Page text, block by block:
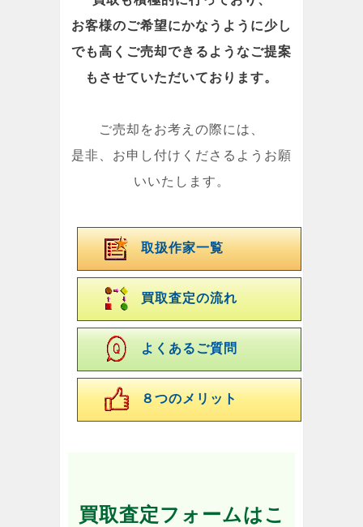
お客様のご希望にかなうように少し
でも高くご売却できるようなご提案
もさせていただいております。
ご売却をお考えの際には、
是非、お申し付けくださるようお願
いいたします。
取扱作家一覧
買取査定の流れ
よくあるご質問
８つのメリット
買取査定フォームはこ